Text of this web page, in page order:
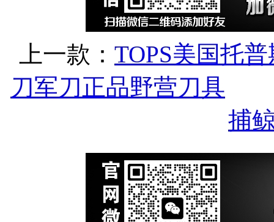
上一款： TOPS美国托
刀军刀正品野营刀具
捕